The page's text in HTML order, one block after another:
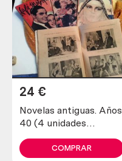
Novelas antiguas. Años
40 (4 unidades
24 €
COMPRAR